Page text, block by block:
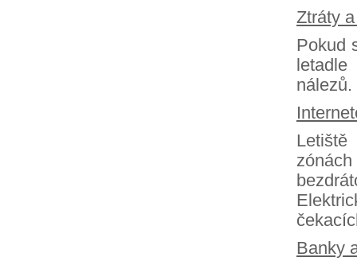
Ztráty
Pokud
nálezů.
Banky